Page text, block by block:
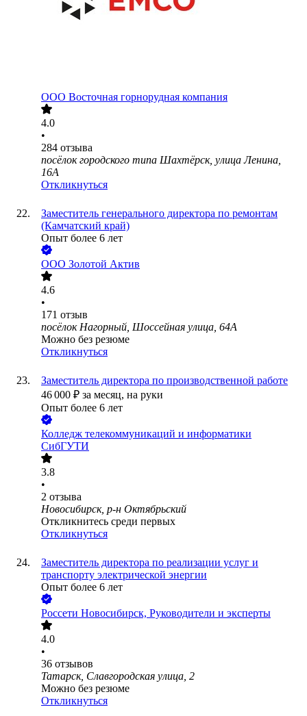
ООО Восточная горнорудная компания
4.0
•
284 отзыва
посёлок городского типа Шахтёрск, улица Ленина,
16А
Откликнуться
Заместитель генерального директора по ремонтам
(Камчатский край)
Опыт более 6 лет
ООО Золотой Актив
4.6
•
171 отзыв
посёлок Нагорный, Шоссейная улица, 64А
Можно без резюме
Откликнуться
Заместитель директора по производственной работе
46 000 ₽ за месяц, на руки
Опыт более 6 лет
Колледж телекоммуникаций и информатики
СибГУТИ
3.8
•
2 отзыва
Новосибирск, р-н Октябрьский
Откликнитесь среди первых
Откликнуться
Заместитель директора по реализации услуг и
транспорту электрической энергии
Опыт более 6 лет
Россети Новосибирск, Руководители и эксперты
4.0
•
36 отзывов
Татарск, Славгородская улица, 2
Можно без резюме
Откликнуться